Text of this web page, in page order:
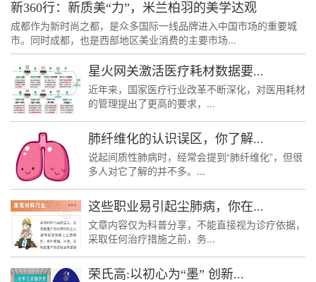
新360行：新质美“力”，米兰柏羽的美学达观
成都作为新时尚之都，是众多国际一线品牌进入中国市场的重要城
市。同时成都，也是西部地区美业消费的主要市场...
星火网关激活医疗耗材数据要...
近年来，国家医疗行业改革不断深化，对医用耗材
的管理提出了更高的要求，...
肺纤维化的认识误区，你了解...
说起间质性肺病时，经常会提到“肺纤维化”，但很
多人对它了解的并不多。...
这些职业易引起尘肺病，你在...
文章内容仅为科普分享，不能直接视为诊疗依据，
采取任何治疗措施之前，务...
荣氏高:以初心为“墨” 创新...